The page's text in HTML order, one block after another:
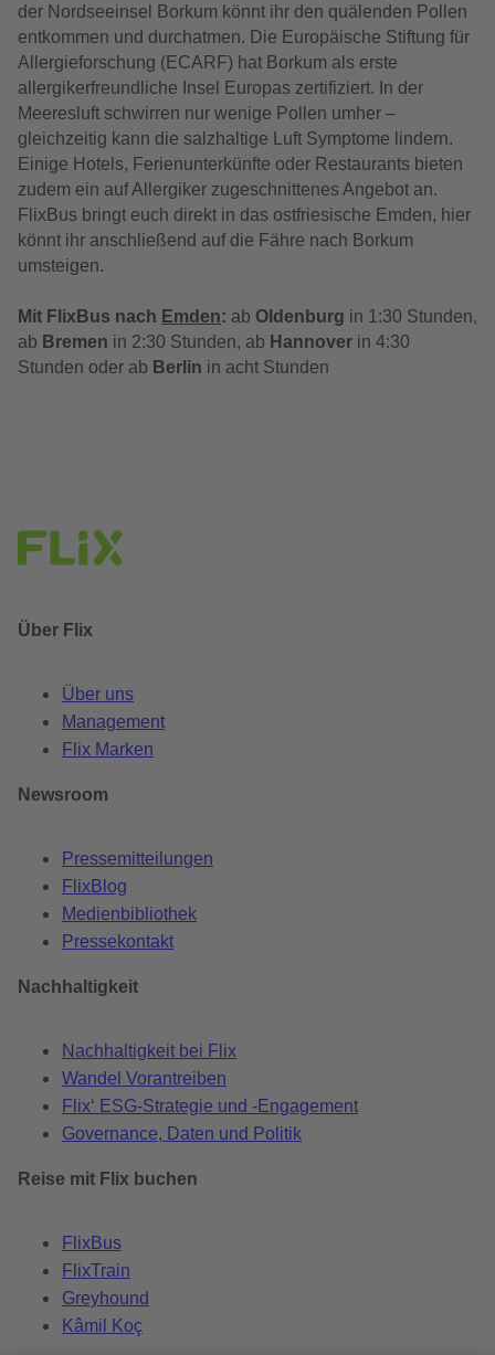
der Nordseeinsel Borkum könnt ihr den quälenden Pollen
entkommen und durchatmen. Die Europäische Stiftung für
Allergieforschung (ECARF) hat Borkum als erste
allergikerfreundliche Insel Europas zertifiziert. In der
Meeresluft schwirren nur wenige Pollen umher –
gleichzeitig kann die salzhaltige Luft Symptome lindern.
Einige Hotels, Ferienunterkünfte oder Restaurants bieten
zudem ein auf Allergiker zugeschnittenes Angebot an.
FlixBus bringt euch direkt in das ostfriesische Emden, hier
könnt ihr anschließend auf die Fähre nach Borkum
umsteigen.
Mit FlixBus nach Emden: ab Oldenburg in 1:30 Stunden,
ab Bremen in 2:30 Stunden, ab Hannover in 4:30
Stunden oder ab Berlin in acht Stunden
Über Flix
Über uns
Management
Flix Marken
Newsroom
Pressemitteilungen
FlixBlog
Medienbibliothek
Pressekontakt
Nachhaltigkeit
Nachhaltigkeit bei Flix
Wandel Vorantreiben
Flix‘ ESG-Strategie und -Engagement
Governance, Daten und Politik
Reise mit Flix buchen
FlixBus
FlixTrain
Greyhound
Kâmil Koç